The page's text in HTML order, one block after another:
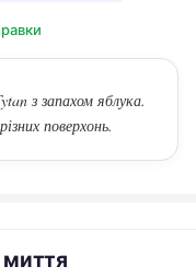
з запахом яблука.
поверхонь.
миття